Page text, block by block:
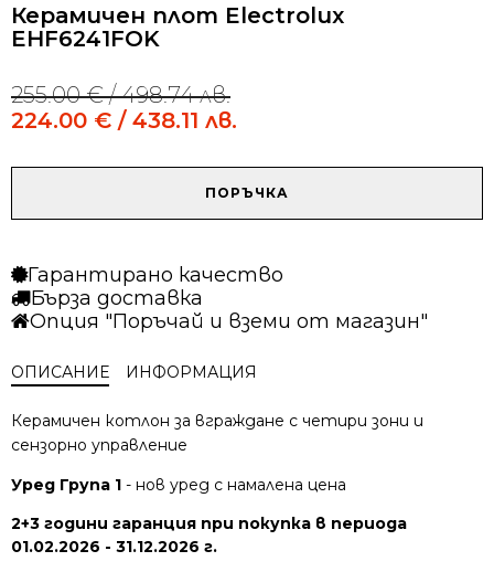
Керамичен плот Electrolux
EHF6241FOK
255.00€/ 498.74 лв.
Original
price
255.00 €
224.00 € / 438.11 лв.
Current
price
224.00 €
Electrolux
EHF6241FOK
ПОРЪЧКА
Гарантирано качество
Бърза доставка
Опция "Поръчай и вземи от магазин"
ОПИСАНИЕ ИНФОРМАЦИЯ
Керамичен котлон за вграждане с четири зони и
сензорно управление
Уред Група 1 - нов уред с намалена цена
2+3 години гаранция при покупка в периода
01.02.2026 - 31.12.2026 г.